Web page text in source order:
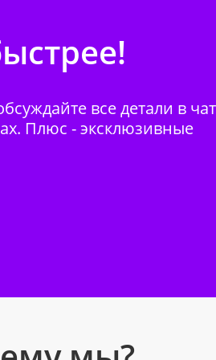
все детали в
Плюс - эксклюзивные